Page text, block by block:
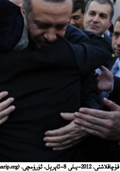
8-ئاپرېل، ئۈرۈمچى. (www.maarip.org)